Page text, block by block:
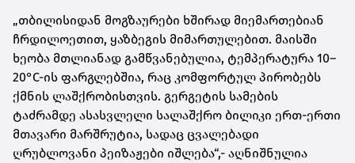
„თბილისიდან მოგზაურები ხშირად მიემართებიან
ჩრდილოეთით, ყაზბეგის მიმართულებით. მაისში
ხეობა მთლიანად გამწვანებულია, ტემპერატურა 10–
20°C-ის ფარგლებშია, რაც კომფორტულ პირობებს
ქმნის ლაშქრობისთვის. გერგეტის სამების
ტაძრამდე ასასვლელი სალაშქრო ბილიკი ერთ-ერთი
მთავარი მარშრუტია, სადაც ცვალებადი
ღრუბლოვანი პეიზაჟები იშლება“,- აღნიშნულია